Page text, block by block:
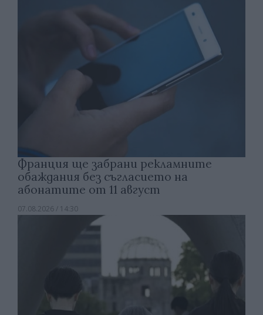
Франция ще забрани рекламните
обаждания без съгласието на
абонатите от 11 август
07.08.2026 / 14:30